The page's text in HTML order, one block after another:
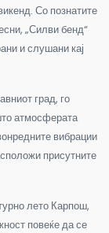
Со познатите
„Силви бенд“
и слушани кај
град, го
атмосферата
вибрации
присутните
лето Карпош,
повеќе да се